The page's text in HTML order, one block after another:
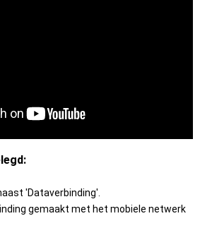
'Dataverbinding'.
gemaakt met het mobiele netwerk